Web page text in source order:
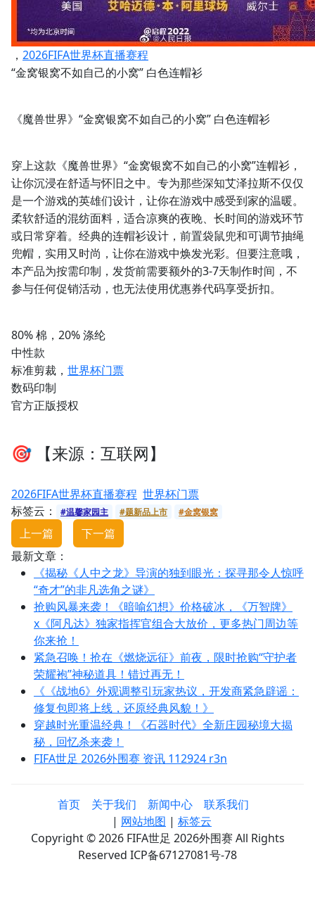
， 2026FIFA世界杯直播赛程
“金窝银窝不如自己的小窝” 白色连帽衫
《魔兽世界》“金窝银窝不如自己的小窝” 白色连帽衫
穿上这款《魔兽世界》“金窝银窝不如自己的小窝”连帽衫，
让你沉浸在舒适与怀旧之中。专为那些深知艾泽拉斯不仅仅
是一个游戏的英雄们设计，让你在游戏中感受到家的温暖。
柔软舒适的混纺面料，适合凉爽的夜晚、长时间的游戏环节
或日常穿着。经典的连帽衫设计，前置袋鼠兜和可调节抽绳
兜帽，实用又时尚，让你在游戏中焕发光彩。但要注意哦，
本产品为按需印制，发货前需要额外的3-7天制作时间，不
参与任何促销活动，也无法使用优惠券代码享受折扣。
80% 棉，20% 涤纶
中性款
标准剪裁， 世界杯门票
数码印制
官方正版授权
🎯 【来源：互联网】
2026FIFA世界杯直播赛程 世界杯门票
标签云：
#温馨家园主 #题新品上市 #金窝银窝
上一篇
下一篇
最新文章：
《揭秘《人中之龙》导演的独到眼光：探寻那令人惊呼
“奇才”的非凡选角之谜》
抢购风暴来袭！《暗喻幻想》价格破冰，《万智牌》
x《阿凡达》独家指挥官组合大放价，更多热门周边等
你来抢！
紧急召唤！抢在《燃烧远征》前夜，限时抢购“守护者
荣耀袍”神秘道具！错过再无！
《《战地6》外观调整引玩家热议，开发商紧急辟谣：
修复包即将上线，还原经典风貌！》
穿越时光重温经典！《石器时代》全新庄园秘境大揭
秘，回忆杀来袭！
FIFA世足 2026外围赛 资讯 112924 r3n
首页 关于我们 新闻中心
联系我们
| 网站地图 | 标签云
Copyright © 2026 FIFA世足 2026外围赛 All Rights
Reserved ICP备67127081号-78